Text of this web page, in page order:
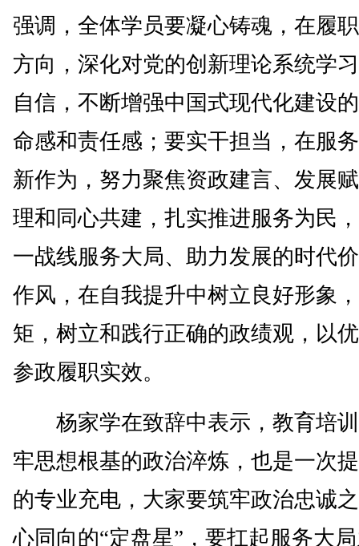
强调，全体学员要凝心铸魂，在履
方向，深化对党的创新理论系统学
自信，不断增强中国式现代化建设
命感和责任感；要实干担当，在服
新作为，努力聚焦资政建言、发展
理和同心共建，扎实推进服务为民
一战线服务大局、助力发展的时代
作风，在自我提升中树立良好形象
矩，树立和践行正确的政绩观，以
参政履职实效。
杨家学在致辞中表示，教育培训
牢思想根基的政治淬炼，也是一次
的专业充电，大家要筑牢政治忠诚
心同向的“定盘星”，要扛起服务大